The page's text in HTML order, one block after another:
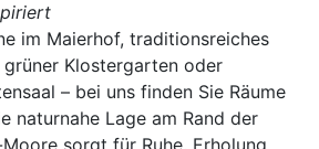
im Maierhof, traditionsreiches
Klostergarten oder
– bei uns finden Sie Räume
naturnahe Lage am Rand der